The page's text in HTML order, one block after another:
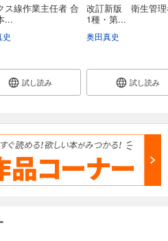
ス線作業主任者 合
...
試し読み
改訂新版 衛生管理
1種・第...
奥田真史
試し読み